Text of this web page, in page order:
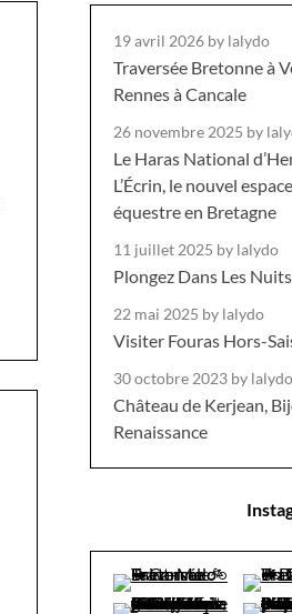
19 avril 2026 by lalydo
Traversée Bretonne à
Rennes à Cancale
26 novembre 2025 by
Le Haras National
L’Écrin, le nouvel
équestre en Bretagne
11 juillet 2025 by lalydo
Plongez Dans Les
22 mai 2025 by lalydo
Visiter Fouras Hors-
30 octobre 2023 by lalydo
Château de Kerjean,
Renaissance